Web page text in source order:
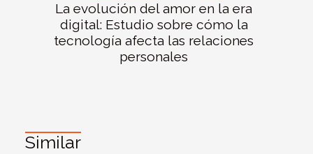
La evolución del amor en la era
digital: Estudio sobre cómo la
tecnología afecta las relaciones
personales
Similar